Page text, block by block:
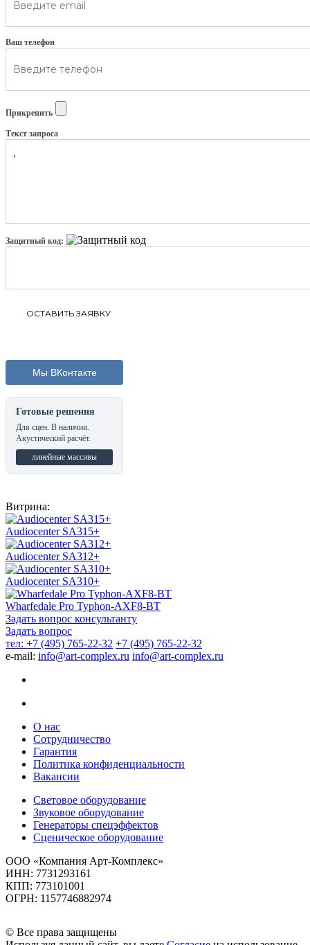
Ваш телефон
Прикрепить
Текст запроса
Защитный код:
Мы ВКонтакте
Готовые решения
Для сцен. В наличии.
Акустический расчёт.
линейные массивы
Витрина:
Audiocenter SA315+
Audiocenter SA312+
Audiocenter SA310+
Wharfedale Pro Typhon-AXF8-BT
Задать вопрос консультанту
Задать вопрос
тел: +7 (495) 765-22-32 +7 (495) 765-22-32
e-mail: info@art-complex.ru info@art-complex.ru
О нас
Сотрудничество
Гарантия
Политика конфиденциальности
Вакансии
Световое оборудование
Звуковое оборудование
Генераторы спецэффектов
Сценическое оборудование
ООО «Компания Арт-Комплекс»
ИНН: 7731293161
КПП: 773101001
ОГРН: 1157746882974
© Все права защищены